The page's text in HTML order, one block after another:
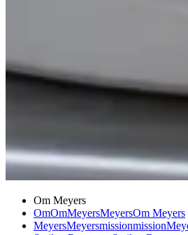
Om Meyers
OmOmMeyersMeyersOm Meyers
MeyersMeyersmissionmission